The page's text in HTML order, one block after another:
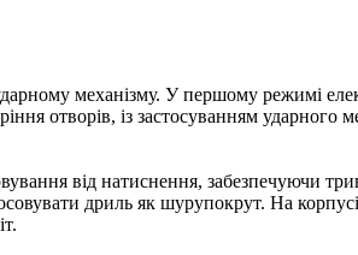
механізму. У першому режимі
отворів, із застосуванням ударного
від натиснення, забезпечуючи
дриль як шурупокрут. На